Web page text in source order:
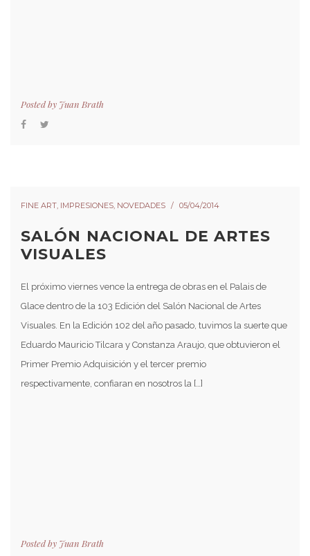
Posted by Juan Brath
FINE ART, IMPRESIONES, NOVEDADES 05/04/2014
SALÓN NACIONAL DE ARTES
VISUALES
El próximo viernes vence la entrega de obras en el Palais de
Glace dentro de la 103 Edición del Salón Nacional de Artes
Visuales. En la Edición 102 del año pasado, tuvimos la suerte que
Eduardo Mauricio Tilcara y Constanza Araujo, que obtuvieron el
Primer Premio Adquisición y el tercer premio
respectivamente, confiaran en nosotros la […]
Posted by Juan Brath